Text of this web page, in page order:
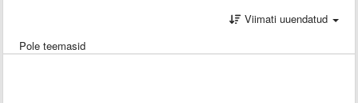
Viimati uuendatud
Pole teemasid